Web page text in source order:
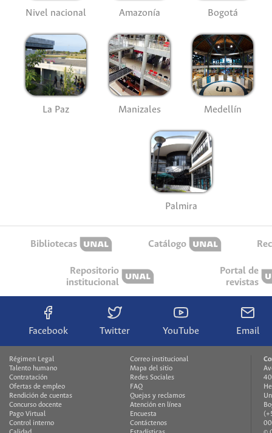
Nivel nacional Amazonía Bogotá
La Paz Manizales Medellín
Palmira
Bibliotecas Catálogo
Repositorio
institucional
Portal de
revistas
Facebook Twitter YouTube Email
Régimen Legal
Talento humano
Contratación
Ofertas de empleo
Rendición de cuentas
Concurso docente
Pago Virtual
Control interno
Correo institucional
Mapa del sitio
Redes Sociales
FAQ
Quejas y reclamos
Atención en línea
Encuesta
Contáctenos